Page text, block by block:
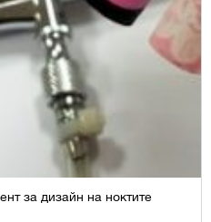
за дизайн на ноктите